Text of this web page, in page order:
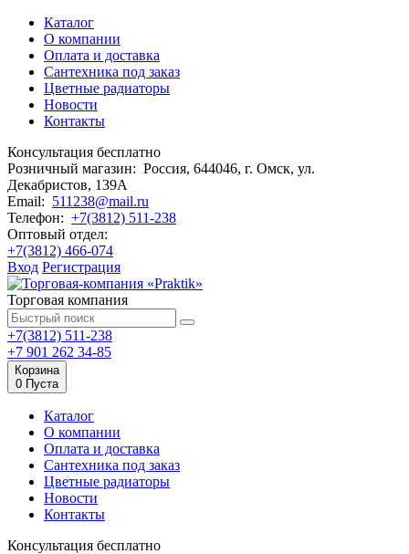
Каталог
О компании
Оплата и доставка
Сантехника под заказ
Цветные радиаторы
Новости
Контакты
Консультация бесплатно
Розничный магазин: Россия, 644046, г. Омск, ул.
Декабристов, 139А
Email: 511238@mail.ru
Телефон: +7(3812) 511-238
Оптовый отдел:
+7(3812) 466-074
Вход Регистрация
Торговая компания
+7(3812) 511-238
+7 901 262 34-85
Корзина
0 Пуста
Каталог
О компании
Оплата и доставка
Сантехника под заказ
Цветные радиаторы
Новости
Контакты
Консультация бесплатно